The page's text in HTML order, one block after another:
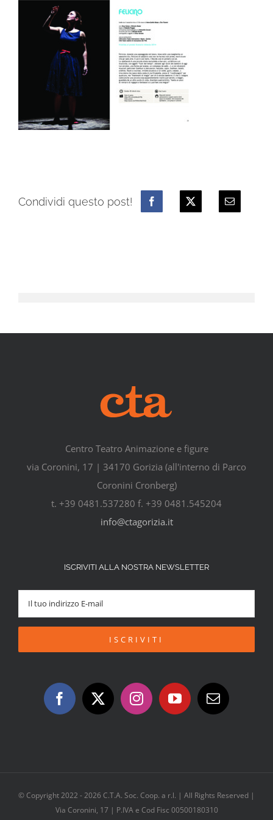
Condividi questo post!
Centro Teatro Animazione e figure
via Coronini, 17 | 34170 Gorizia (all'interno di Parco
Coronini Cronberg)
t. +39 0481.537280 f. +39 0481.545204
info@ctagorizia.it
ISCRIVITI ALLA NOSTRA NEWSLETTER
© Copyright 2022 -2026 C.T.A. Soc. Coop. a r.l. | All Rights Reserved |
Via Coronini, 17 | P.IVA e Cod Fisc 00500180310